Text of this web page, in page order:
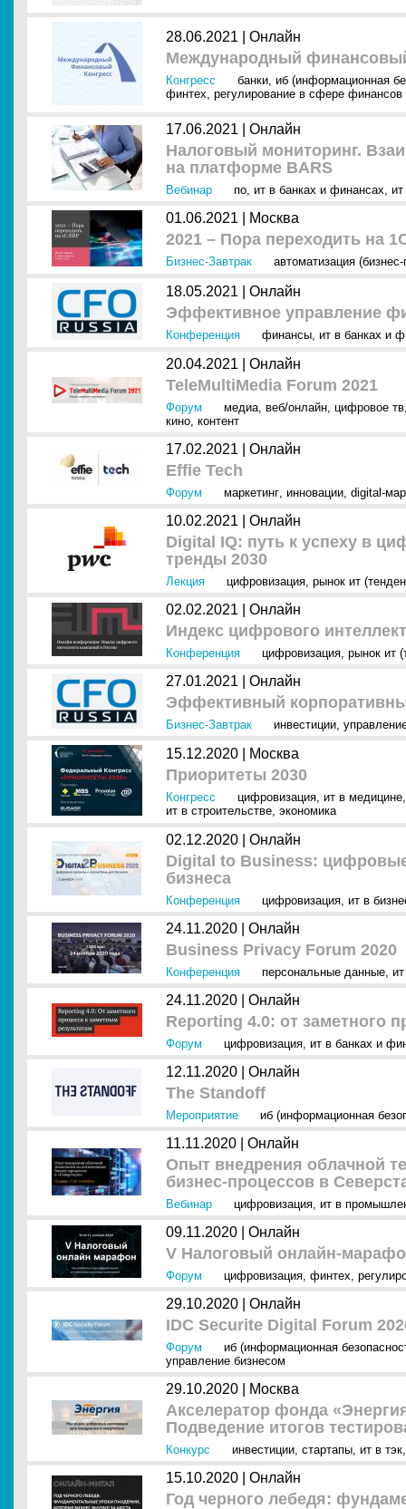
28.06.2021 | Онлайн
Международный
Конгресс банки, иб (информационная
финтех, регулирование в сфере финансов
17.06.2021 | Онлайн
Налоговый мониторинг.
на платформе BARS
Вебинар по, ит в банках и финансах,
01.06.2021 | Москва
2021 – Пора переходить на
Бизнес-Завтрак автоматизация
18.05.2021 | Онлайн
Эффективное управление
Конференция финансы, ит в банках и
20.04.2021 | Онлайн
TeleMultiMedia Forum 2021
Форум медиа, веб/онлайн, цифровое тв
кино, контент
17.02.2021 | Онлайн
Effie Tech
Форум маркетинг, инновации, digital-
10.02.2021 | Онлайн
Digital IQ: путь к успеху в
тренды 2030
Лекция цифровизация, рынок ит
02.02.2021 | Онлайн
Индекс цифрового
Конференция цифровизация, рынок ит
27.01.2021 | Онлайн
Эффективный
Бизнес-Завтрак инвестиции,
15.12.2020 | Москва
Приоритеты 2030
Конгресс цифровизация, ит в медицине
ит в строительстве, экономика
02.12.2020 | Онлайн
Digital to Business:
бизнеса
Конференция цифровизация, ит в
24.11.2020 | Онлайн
Business Privacy Forum 2020
Конференция персональные данные,
24.11.2020 | Онлайн
Reporting 4.0: от заметного
Форум цифровизация, ит в банках и
12.11.2020 | Онлайн
The Standoff
Мероприятие иб (информационная
11.11.2020 | Онлайн
Опыт внедрения облачной
бизнес-процессов в
Вебинар цифровизация, ит в
09.11.2020 | Онлайн
V Налоговый онлайн-
Форум цифровизация, финтех,
29.10.2020 | Онлайн
IDC Securite Digital Forum
Форум
иб (информационная
управление бизнесом
29.10.2020 | Москва
Акселератор фонда
Подведение итогов
Конкурс инвестиции, стартапы, ит в тэк
15.10.2020 | Онлайн
Год черного лебедя: